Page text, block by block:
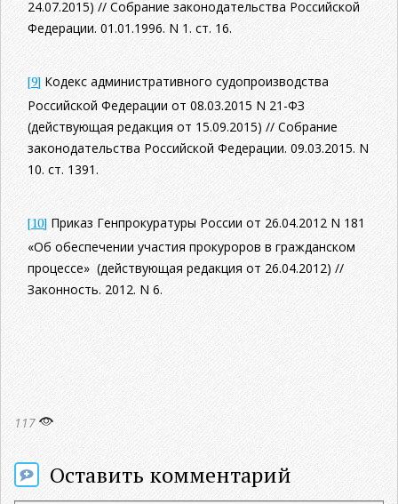
24.07.2015) // Собрание законодательства Российской
Федерации. 01.01.1996. N 1. ст. 16.
[9] Кодекс административного судопроизводства
Российской Федерации от 08.03.2015 N 21-ФЗ
(действующая редакция от 15.09.2015) // Собрание
законодательства Российской Федерации. 09.03.2015. N
10. ст. 1391.
[10] Приказ Генпрокуратуры России от 26.04.2012 N 181
«Об обеспечении участия прокуроров в гражданском
процессе» (действующая редакция от 26.04.2012) //
Законность. 2012. N 6.
117
Оставить комментарий